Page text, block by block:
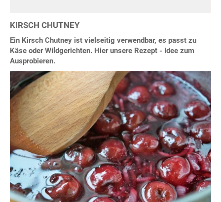
KIRSCH CHUTNEY
Ein Kirsch Chutney ist vielseitig verwendbar, es passt zu
Käse oder Wildgerichten. Hier unsere Rezept - Idee zum
Ausprobieren.